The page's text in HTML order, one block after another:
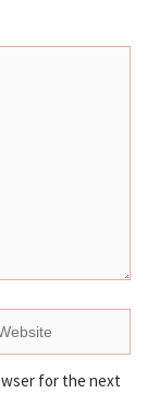
for the next